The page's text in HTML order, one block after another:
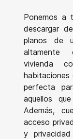
Ponemos a
descargar
planos de
altamente
vivienda
habitaciones
perfecta
aquellos
Además,
acceso
y